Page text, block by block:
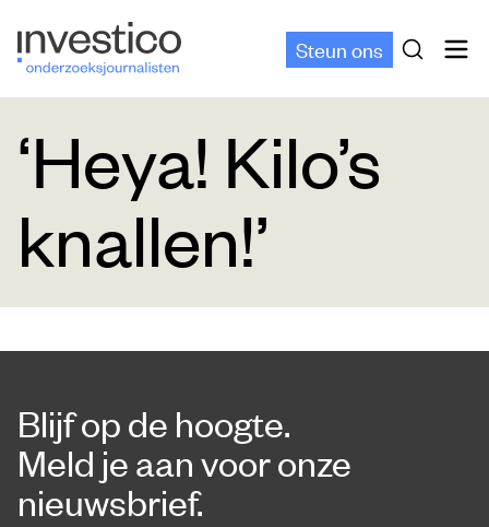
Steun ons
‘Heya! Kilo’s
knallen!’
Blijf op de hoogte.
Meld je aan voor onze
nieuwsbrief.